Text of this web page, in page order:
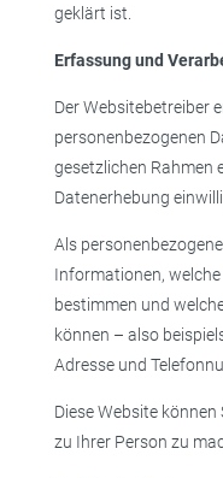
geklärt ist.
Erfassung und
Der Websitebetreiber
personenbezogenen
gesetzlichen Rahmen
Datenerhebung
Als
Informationen,
bestimmen und
können – also
Adresse und
Diese Website
zu Ihrer Person zu